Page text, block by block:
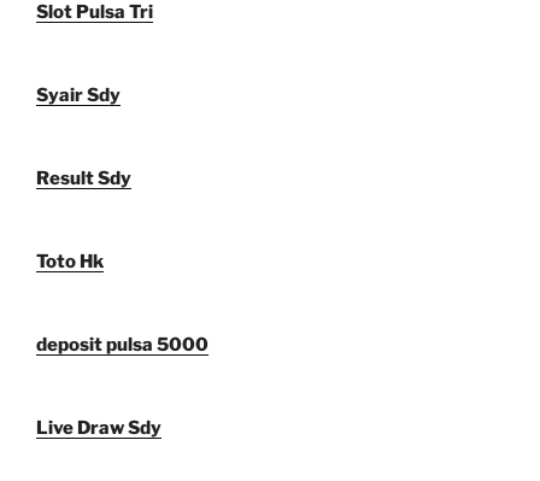
Slot Pulsa Tri
Syair Sdy
Result Sdy
Toto Hk
deposit pulsa 5000
Live Draw Sdy